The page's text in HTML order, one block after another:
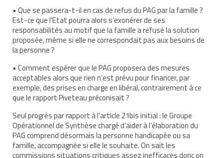
Education nationale : ASH
Scolarisation : conseils pour obtenir une
décision favorable
AESH et équipe éducative
Que faire en cas d’absence de l’AESH ?
Redoublement et commission d’appel
Recours
Jurisprudence
• Que se passera-t-il en cas de refus du PAG par la famille ?
Est-ce que l’Etat pourra alors s’exonérer de ses
responsabilités au motif que la famille a refusé la solution
proposée, même si elle ne correspondait pas aux besoins de
la personne ?
• Comment espérer que le PAG proposera des mesures
acceptables alors que rien n’est prévu pour financer, par
exemple, des prises en charge en libéral, contrairement à ce
que le rapport Piveteau préconisait ?
Seul progrès par rapport à l’article 21bis initial : le Groupe
Opérationnel de Synthèse chargé d’aider à l’élaboration du
PAG comprend désormais la personne handicapée ou sa
famille, accompagnée si elle le souhaite. On sait les
commissions situations critiques assez inefficaces donc on